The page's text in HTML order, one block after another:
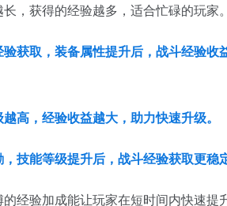
，获得的经验越多，适合忙碌的玩家。
获取，装备属性提升后，战斗经验收
高，经验收益越大，助力快速升级。
技能等级提升后，战斗经验获取更稳
经验加成能让玩家在短时间内快速提